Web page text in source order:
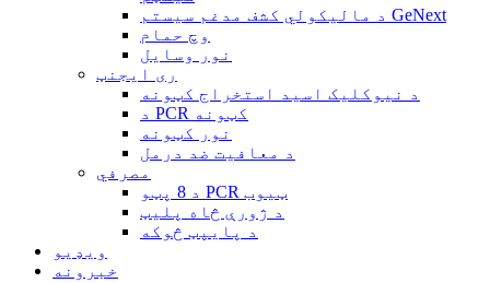
د مالیکولي کشف مدغم سیستم GeNext
وچ حمام
نور وسایل
ری ایجنټ
د نیوکلیک اسید استخراج کټونه
د PCR کټونه
نور کټونه
د معافیت ضد درمل
مصرفي
د 8 پټو PCR ټیوب
د ژورې څاه پلیټ
د پایپټ څوکه
ویډیو
خبرونه